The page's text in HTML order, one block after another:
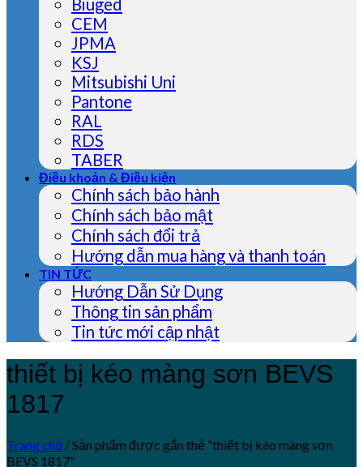
Biuged
CEM
JPMA
KSJ
Mitsubishi Uni
Pantone
RAL
RDS
TABER
Điều khoản & Điều kiện
Chính sách bảo hành
Chính sách bảo mật
Chính sách đổi trả
Hướng dẫn mua hàng và thanh toán
TIN TỨC
Hướng Dẫn Sử Dụng
Thông tin sản phẩm
Tin tức mới cập nhật
thiết bị kéo màng sơn BEVS
1817
Trang chủ /Sản phẩm được gắn thẻ “thiết bị kéo màng sơn
BEVS 1817”